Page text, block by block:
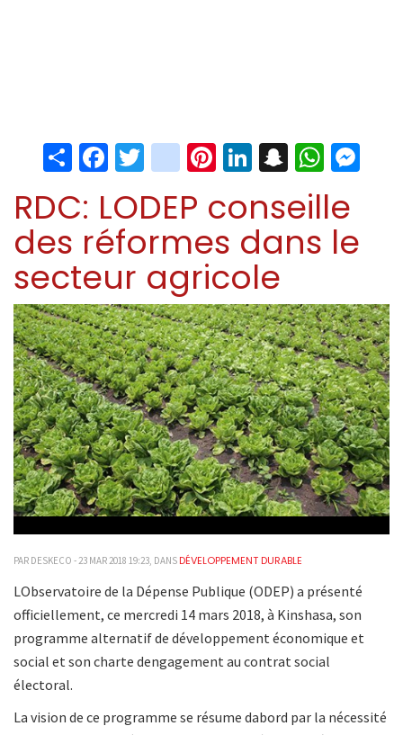
ShareFacebook
Twitter
instagram
Pinterest
LinkedIn
Snapchat
RDC: LODEP conseille
des réformes dans le
secteur agricole
PAR DESKECO - 23 MAR 2018 19:23, DANS DÉVELOPPEMENT DURABLE
LObservatoire de la Dépense Publique (ODEP) a présenté
officiellement, ce mercredi 14 mars 2018, à Kinshasa, son
programme alternatif de développement économique et
social et son charte dengagement au contrat social
électoral.
La vision de ce programme se résume dabord par la nécessité